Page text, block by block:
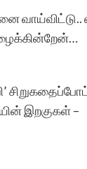
வாய்விட்டு..
இறகுகள் –